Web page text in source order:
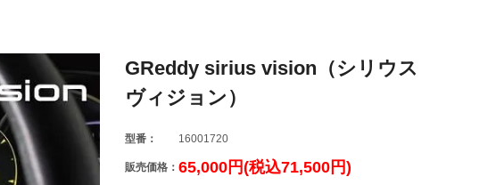
GReddy sirius vision（シリウス
ヴィジョン）
型番： 16001720
販売価格： 65,000円(税込71,500円)